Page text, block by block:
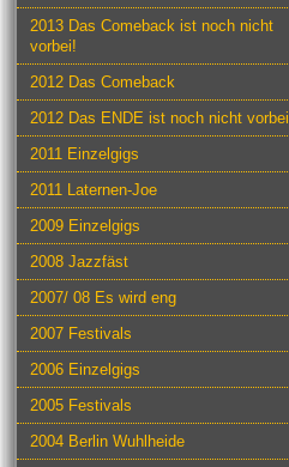
2013 Das Comeback ist noch nicht
vorbei!
2012 Das Comeback
2012 Das ENDE ist noch nicht vorbei
2011 Einzelgigs
2011 Laternen-Joe
2009 Einzelgigs
2008 Jazzfäst
2007/ 08 Es wird eng
2007 Festivals
2006 Einzelgigs
2005 Festivals
2004 Berlin Wuhlheide